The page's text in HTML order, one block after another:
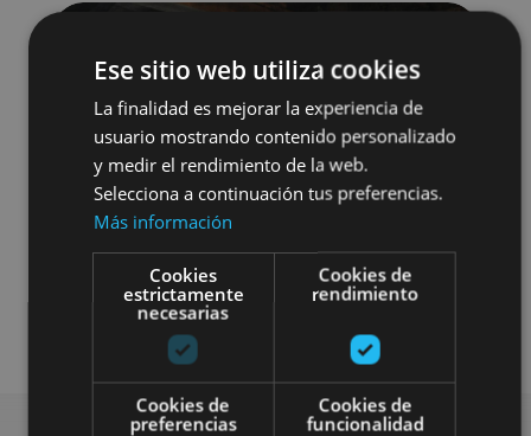
Ese sitio web utiliza cookies
La finalidad es mejorar la experiencia de
usuario mostrando contenido personalizado
y medir el rendimiento de la web.
Selecciona a continuación tus preferencias.
Más información
Cookies
estrictamente
necesarias
Cookies de
rendimiento
Cookies de
preferencias
Cookies de
funcionalidad